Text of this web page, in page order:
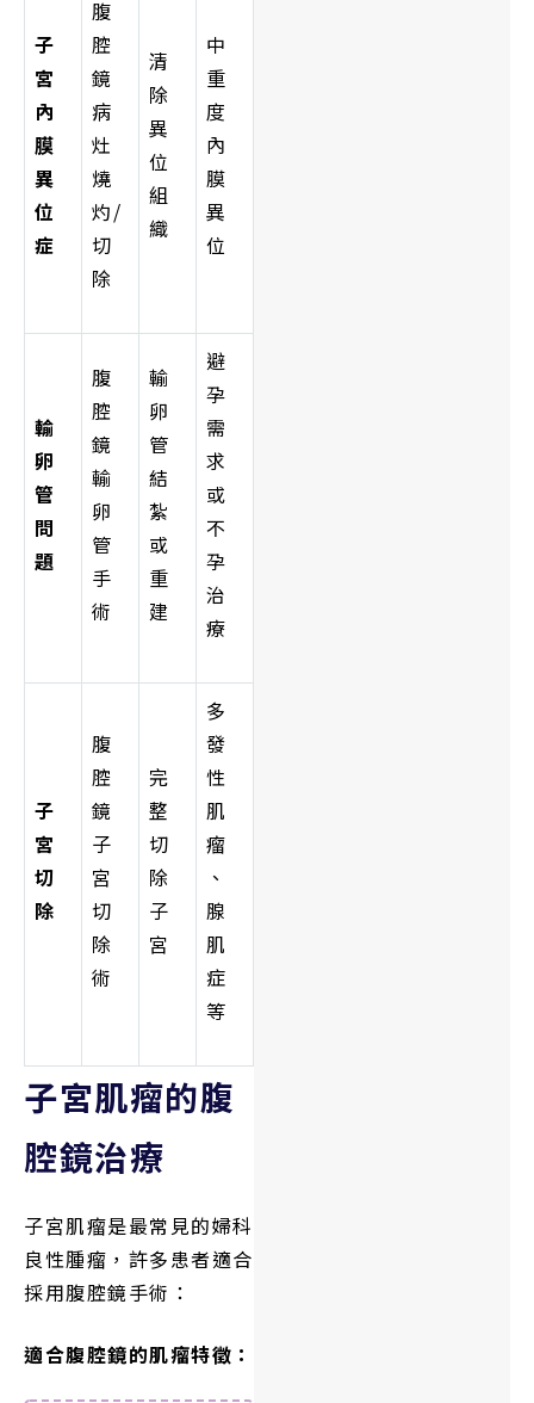
子
宮
內
膜
異
位
症
腹
腔
鏡
病
灶
燒
灼/
切
除
清
除
異
位
組
織
中
重
度
內
膜
異
位
輸
卵
管
問
題
腹
腔
鏡
輸
卵
管
手
術
輸
卵
管
結
紮
或
重
建
避
孕
需
求
或
不
孕
治
療
子
宮
切
除
腹
腔
鏡
子
宮
切
除
術
完
整
切
除
子
宮
多
發
性
肌
瘤
、
腺
肌
症
等
子宮肌瘤的腹
腔鏡治療
子宮肌瘤是最常見的婦科
良性腫瘤，許多患者適合
採用腹腔鏡手術：
適合腹腔鏡的肌瘤特徵：